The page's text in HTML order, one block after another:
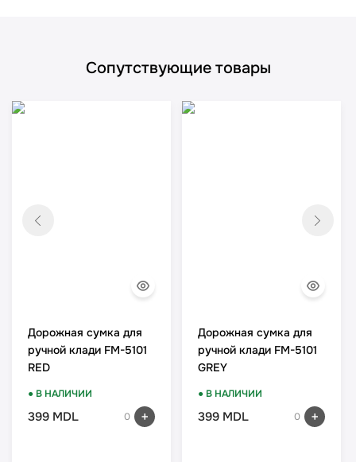
Сопутствующие товары
Дорожная сумка для
ручной клади FM-5101
RED
● В НАЛИЧИИ
399 MDL 0
Дорожная сумка для
ручной клади FM-5101
GREY
● В НАЛИЧИИ
399 MDL 0